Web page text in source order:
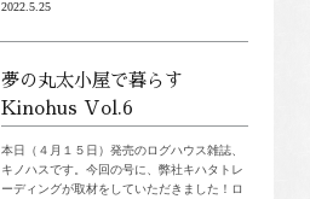
2022.5.25
夢の丸太小屋で暮らす
Kinohus Vol.6
本日（４月１５日）発売のログハウス雑誌、
キノハスです。今回の号に、弊社キハタトレ
ーディングが取材をしていただきました！ロ